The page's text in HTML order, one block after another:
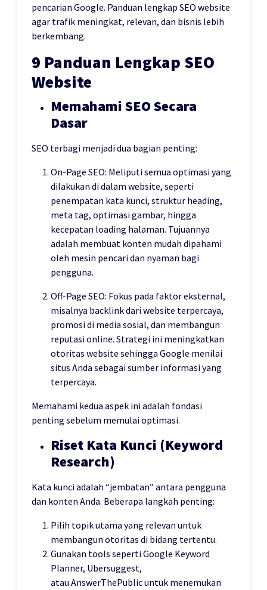
pencarian Google. Panduan lengkap SEO website
agar trafik meningkat, relevan, dan bisnis lebih
berkembang.
9 Panduan Lengkap SEO
Website
Memahami SEO Secara
Dasar
SEO terbagi menjadi dua bagian penting:
On-Page SEO: Meliputi semua optimasi yang
dilakukan di dalam website, seperti
penempatan kata kunci, struktur heading,
meta tag, optimasi gambar, hingga
kecepatan loading halaman. Tujuannya
adalah membuat konten mudah dipahami
oleh mesin pencari dan nyaman bagi
pengguna.
Off-Page SEO: Fokus pada faktor eksternal,
misalnya backlink dari website terpercaya,
promosi di media sosial, dan membangun
reputasi online. Strategi ini meningkatkan
otoritas website sehingga Google menilai
situs Anda sebagai sumber informasi yang
terpercaya.
Memahami kedua aspek ini adalah fondasi
penting sebelum memulai optimasi.
Riset Kata Kunci (Keyword
Research)
Kata kunci adalah “jembatan” antara pengguna
dan konten Anda. Beberapa langkah penting:
Pilih topik utama yang relevan untuk
membangun otoritas di bidang tertentu.
Gunakan tools seperti Google Keyword
Planner, Ubersuggest,
atau AnswerThePublic untuk menemukan